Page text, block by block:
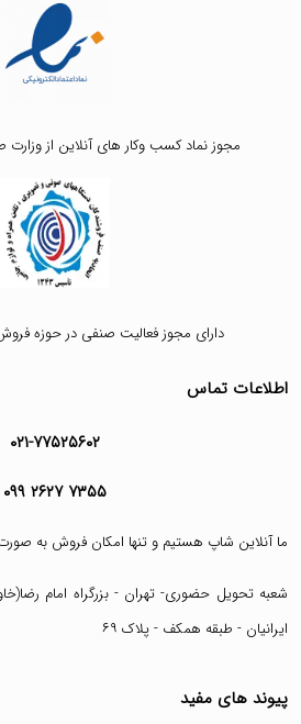
مجوز نماد کسب وکار های آنلاین از
دارای مجوز فعالیت صنفی در حوزه
اطلاعات تماس
۰۲۱-۷۷۵۲۵۶۰۲
۰۹۹ ۲۶۲۷ ۷۳۵۵
ما آنلاین شاپ هستیم و تنها امکان فروش به
شعبه تحویل حضوری- تهران - بزرگراه امام
ایرانیان - طبقه همکف - پلاک ۶۹
پیوند های مفید